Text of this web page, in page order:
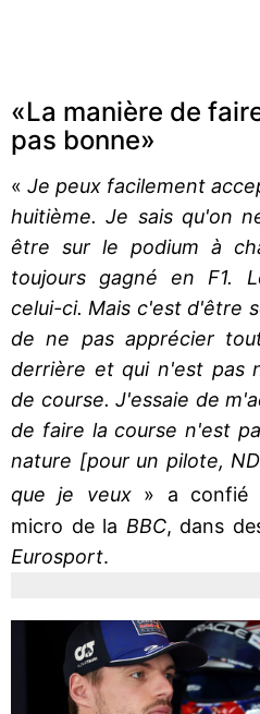
«La manière de
pas bonne»
« Je peux facilement
huitième. Je sais qu'on
être sur le podium à
toujours gagné en F1.
celui-ci. Mais c'est d'être
de ne pas apprécier
derrière et qui n'est pas
de course. J'essaie de
de faire la course n'est
nature [pour un pilote,
que je veux» a confié
micro de la BBC, dans
Eurosport.